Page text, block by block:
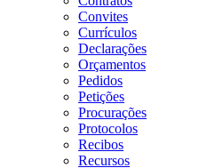
Convites
Currículos
Declarações
Orçamentos
Pedidos
Petições
Procurações
Protocolos
Recibos
Recursos